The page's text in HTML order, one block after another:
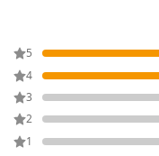
5
4
3
2
1